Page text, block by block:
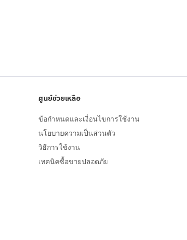
ศูนย์ช่วยเหลือ
ข้อกำหนดและเงื่อนไขการใช้งาน
นโยบายความเป็นส่วนตัว
วิธีการใช้งาน
เทคนิคซื้อขายปลอดภัย